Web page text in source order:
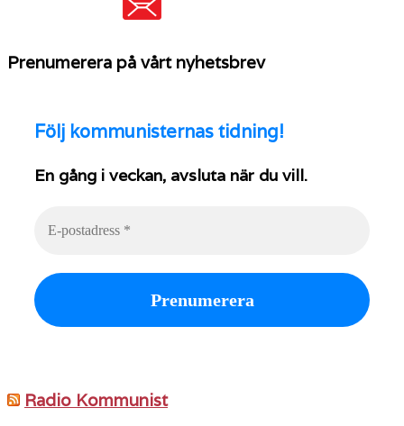
Prenumerera på vårt nyhetsbrev
Följ kommunisternas tidning!
En gång i veckan, avsluta när du vill.
Radio Kommunist